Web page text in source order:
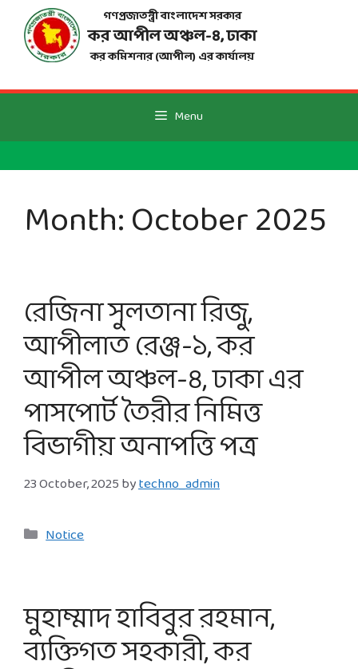
content
গণপ্রজাতন্ত্রী বাংলাদেশ সরকার
কর আপীল অঞ্চল-৪, ঢাকা
কর কমিশনার (আপীল) এর কার্যালয়
Menu
Month:October 2025
রেজিনা সুলতানা রিজু,
আপীলাত রেঞ্জ-১, কর
আপীল অঞ্চল-৪, ঢাকা এর
পাসপোর্ট তৈরীর নিমিত্ত
বিভাগীয় অনাপত্তি পত্র
23 October, 2025bytechno_admin
Categories
Notice
মুহাম্মাদ হাবিবুর রহমান,
ব্যক্তিগত সহকারী, কর